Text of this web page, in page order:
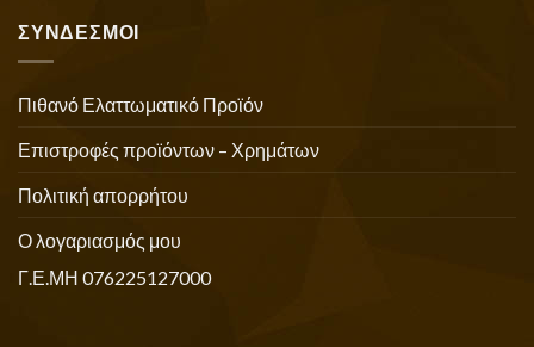
ΣΥΝΔΕΣΜΟΙ
Πιθανό Ελαττωματικό Προϊόν
Επιστροφές προϊόντων – Χρημάτων
Πολιτική απορρήτου
Ο λογαριασμός μου
Γ.Ε.ΜΗ 076225127000